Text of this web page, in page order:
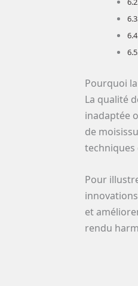
Pourquoi
La qualité
inadaptée
de
Pour
et
rendu